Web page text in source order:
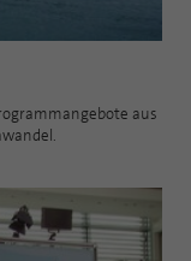
aus